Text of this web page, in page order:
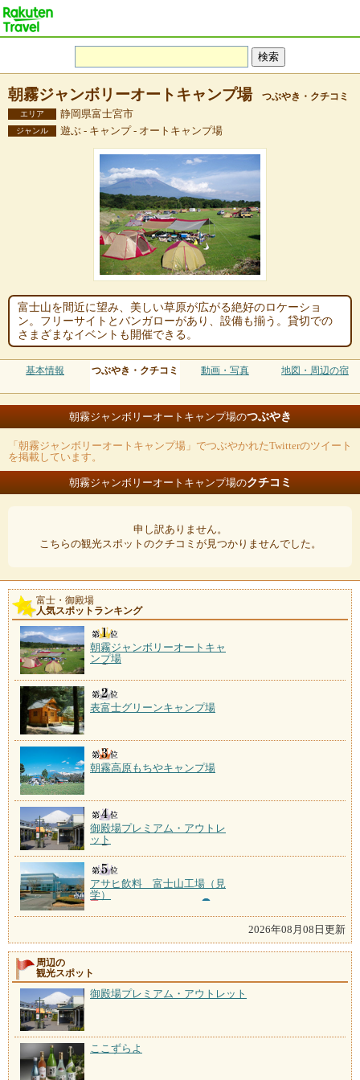
朝霧ジャンボリーオートキャンプ場 つぶやき・クチコミ
エリア 静岡県富士宮市
ジャンル 遊ぶ - キャンプ - オートキャンプ場
富士山を間近に望み、美しい草原が広がる絶好のロケーショ
ン。フリーサイトとバンガローがあり、設備も揃う。貸切での
さまざまなイベントも開催できる。
基本情報 つぶやき・クチコミ 動画・写真 地図・周辺の宿
朝霧ジャンボリーオートキャンプ場のつぶやき
「朝霧ジャンボリーオートキャンプ場」でつぶやかれたTwitterのツイート
を掲載しています。
朝霧ジャンボリーオートキャンプ場のクチコミ
申し訳ありません。
こちらの観光スポットのクチコミが見つかりませんでした。
富士・御殿場
人気スポットランキング
朝霧ジャンボリーオートキャ
ンプ場
表富士グリーンキャンプ場
朝霧高原もちやキャンプ場
御殿場プレミアム・アウトレ
ット
アサヒ飲料 富士山工場（見
学）
2026年08月08日更新
周辺の
観光スポット
御殿場プレミアム・アウトレット
ここずらよ